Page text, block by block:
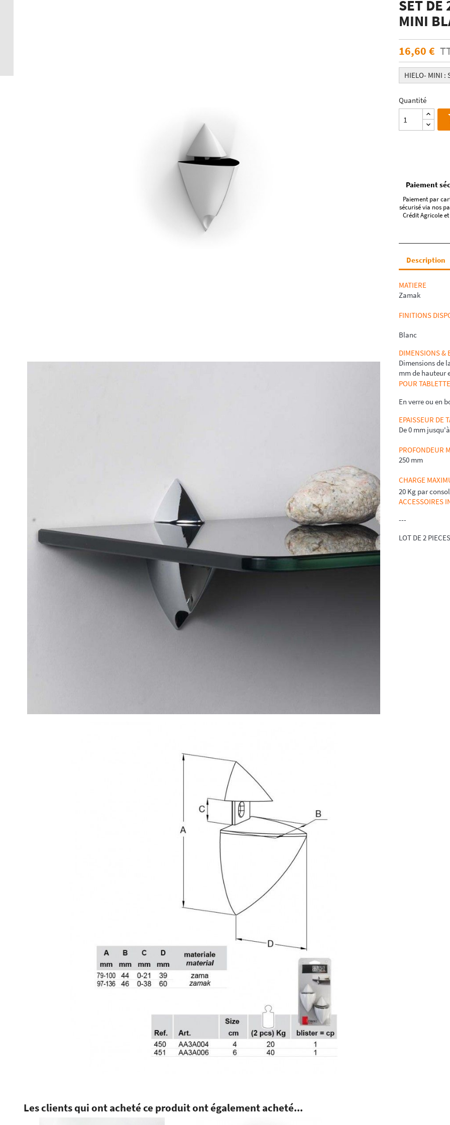
Echantillons de verre dépoli emaillé et
Echantillons de verre emaillé et trempé
Echantillons de verres dépolis laqués
Echantillons de verres laqués
SET DE
MINI
16,60 €
HIELO- MINI :
Quantité
Paiement
Paiement par
sécurisé via nos
Crédit Agricole
Description
MATIERE
Zamak
FINITIONS
Blanc
DIMENSIONS &
Dimensions de
mm de hauteur
POUR TABLETTE
En verre ou en
EPAISSEUR DE
De 0 mm
PROFONDEUR
250 mm
CHARGE
20 Kg par
ACCESSOIRES
---
LOT DE 2 PIECES
Les clients qui ont acheté ce produit ont également acheté...